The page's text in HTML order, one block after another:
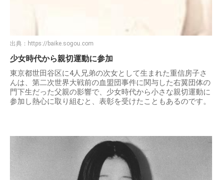
出典： https://baike.sogou.com
少女時代から親切運動に参加
東京都世田谷区に4人兄弟の次女として生まれた重信房子さ
んは、第二次世界大戦前の血盟団事件に関与した右翼団体の
門下生だった父親の影響で、少女時代から小さな親切運動に
参加し熱心に取り組むと、表彰を受けたこともあるのです。